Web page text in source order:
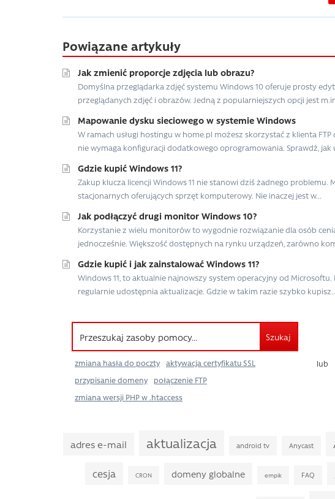
Powiązane artykuły
Jak zmienić proporcje zdjęcia lub obrazu?
Domyślna przeglądarka zdjęć systemu Windows 10 oferuje prosty
przeglądanych zdjęć i obrazów. Jedną z popularniejszych opcji jest
Mapowanie dysku sieciowego w systemie Windows
W ramach usługi hostingu w home.pl możesz skorzystać z klienta
nie wymaga konfiguracji dodatkowego oprogramowania. Sprawdź, jak
Gdzie kupić Windows 11?
Zakup klucza licencji Windows 11 nie stanowi dziś żadnego
stacjonarnych oferujących sprzęt komputerowy. Nie inaczej jest w...
Jak podłączyć drugi monitor Windows 10?
Korzystanie z wielu monitorów to wygodnie rozwiązanie dla osób
jednocześnie. Większość dostępnych na rynku urządzeń, zarówno
Gdzie kupić i jak zainstalować Windows 11?
Windows 11, to aktualnie najnowszy system operacyjny od
regularnie udostępnia aktualizacje. Gdzie w takim razie szybko kupisz...
Szukaj
zmiana hasła do poczty
aktywacja certyfikatu SSL
przypisanie domeny
połączenie FTP
zmiana wersji PHP w .htaccess
lub
adres e-mail aktualizacja android tv Anycast
cesja CRON domeny globalne empik FAQ